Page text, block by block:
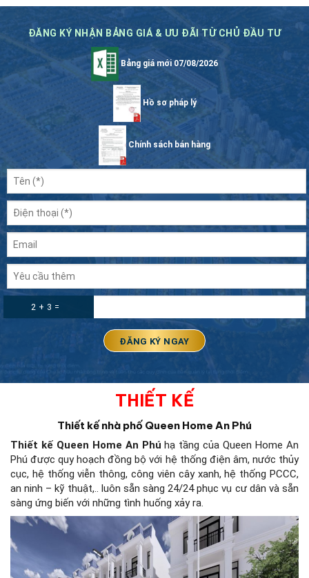
ĐĂNG KÝ NHẬN BẢNG GIÁ & ƯU ĐÃI TỪ CHỦ ĐẦU TƯ
Bảng giá mới 07/08/2026
Hồ sơ pháp lý
Chính sách bán hàng
2 + 3 =
THIẾT KẾ
Thiết kế nhà phố Queen Home An Phú
Thiết kế Queen Home An Phúhạ tầng của Queen Home An
Phú được quy hoạch đồng bộ với hệ thống điện âm, nước thủy
cục, hệ thống viễn thông, công viên cây xanh, hệ thống PCCC,
an ninh – kỹ thuật,.. luôn sẵn sàng 24/24 phục vụ cư dân và sẵn
sàng ứng biến với những tình huống xảy ra.